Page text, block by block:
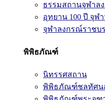
ธรรมสถานจุฬาล
อุทยาน 100 ปี จุฬา
จุฬาลงกรณ์ราชบ
พิพิธภัณฑ์
นิทรรศสถาน
พิพิธภัณฑ์ชลทัศน